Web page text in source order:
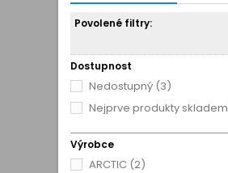
Povolené filtry:
Dostupnost
Nedostupný (3)
Nejprve produkty skladem
Výrobce
ARCTIC (2)